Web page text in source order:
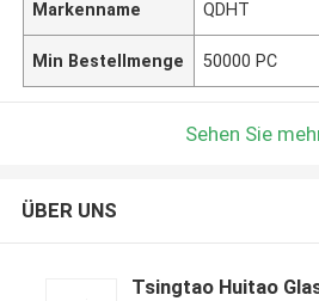
Markenname QDHT
Min Bestellmenge 50000 PC
Sehen Sie
ÜBER UNS
Tsingtao Huitao